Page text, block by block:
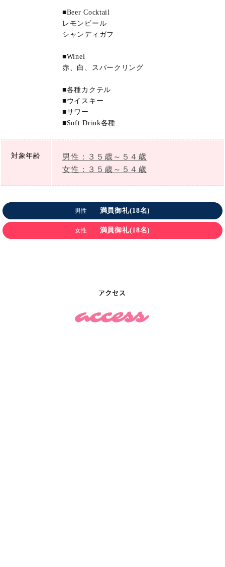
■Beer Cocktail
レモンビール
シャンディガフ
■Winel
赤、白、スパークリング
■各種カクテル
■ウイスキー
■サワー
■Soft Drink各種
対象年齢
男性：３５歳～５４歳
女性：３５歳～５４歳
男性 満員御礼(18名)
女性 満員御礼(18名)